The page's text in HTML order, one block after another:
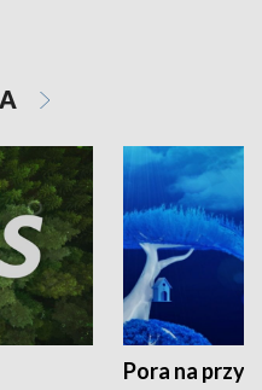
Pora na